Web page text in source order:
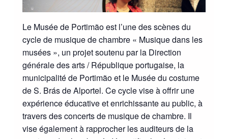
Le Musée de Portimão est l’une des scènes du
cycle de musique de chambre « Musique dans les
musées », un projet soutenu par la Direction
générale des arts / République portugaise, la
municipalité de Portimão et le Musée du costume
de S. Brás de Alportel. Ce cycle vise à offrir une
expérience éducative et enrichissante au public, à
travers des concerts de musique de chambre. Il
vise également à rapprocher les auditeurs de la